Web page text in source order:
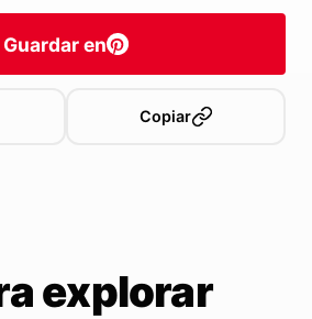
Guardar en
Copiar
explorar